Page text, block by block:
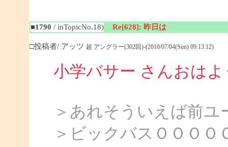
■1790 / inTopicNo.18) Re[628]: 昨日は
□投稿者/ アッツ 超 アングラー(302回)-(2010/07/04(Sun) 09:13:12)
小学バサー さんおは
＞あれそういえば前
＞ビックバスＯＯＯ